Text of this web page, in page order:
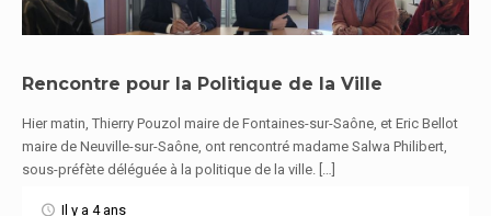
En savoir plus
Rencontre pour la Politique de la Ville
Hier matin, Thierry Pouzol maire de Fontaines-sur-Saône, et Eric Bellot
maire de Neuville-sur-Saône, ont rencontré madame Salwa Philibert,
sous-préfète déléguée à la politique de la ville. […]
Il y a 4 ans